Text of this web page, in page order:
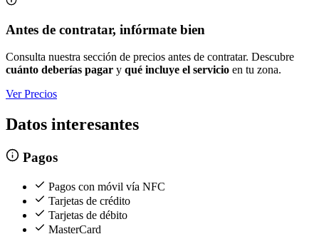
Antes de contratar, infórmate bien
Consulta nuestra sección de precios antes de contratar. Descubre
cuánto deberías pagar y qué incluye el servicio en tu zona.
Ver Precios
Datos interesantes
Pagos
Pagos con móvil vía NFC
Tarjetas de crédito
Tarjetas de débito
MasterCard